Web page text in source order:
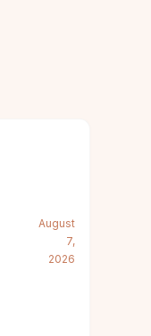
August
7,
2026